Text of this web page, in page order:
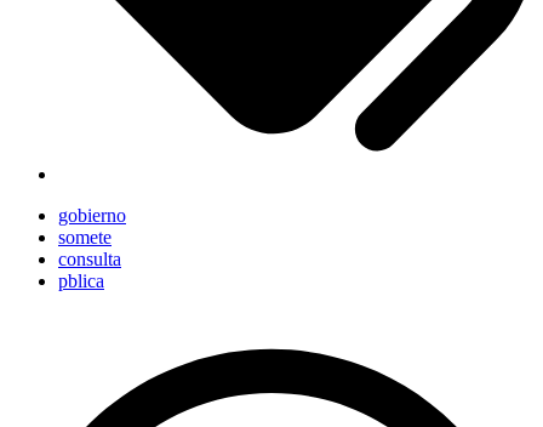
gobierno
somete
consulta
pblica